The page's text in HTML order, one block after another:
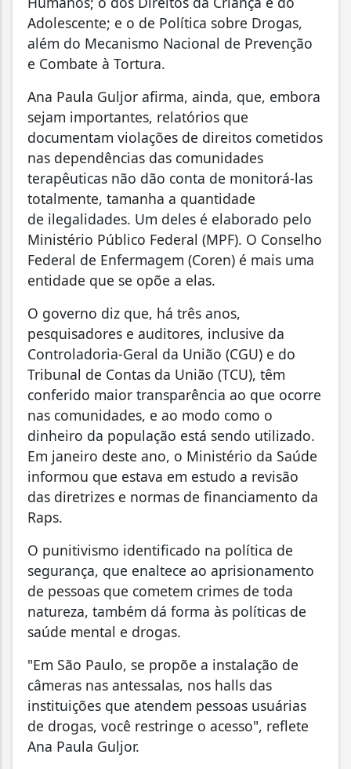
Adolescente; e o de Política sobre Drogas,
além do Mecanismo Nacional de Prevenção
e Combate à Tortura.
Ana Paula Guljor afirma, ainda, que, embora
sejam importantes, relatórios que
documentam violações de direitos cometidos
nas dependências das comunidades
terapêuticas não dão conta de monitorá-las
totalmente, tamanha a quantidade
de ilegalidades. Um deles é elaborado pelo
Ministério Público Federal (MPF). O Conselho
Federal de Enfermagem (Coren) é mais uma
entidade que se opõe a elas.
O governo diz que, há três anos,
pesquisadores e auditores, inclusive da
Controladoria-Geral da União (CGU) e do
Tribunal de Contas da União (TCU), têm
conferido maior transparência ao que ocorre
nas comunidades, e ao modo como o
dinheiro da população está sendo utilizado.
Em janeiro deste ano, o Ministério da Saúde
informou que estava em estudo a revisão
das diretrizes e normas de financiamento da
Raps.
O punitivismo identificado na política de
segurança, que enaltece ao aprisionamento
de pessoas que cometem crimes de toda
natureza, também dá forma às políticas de
saúde mental e drogas.
"Em São Paulo, se propõe a instalação de
câmeras nas antessalas, nos halls das
instituições que atendem pessoas usuárias
de drogas, você restringe o acesso", reflete
Ana Paula Guljor.